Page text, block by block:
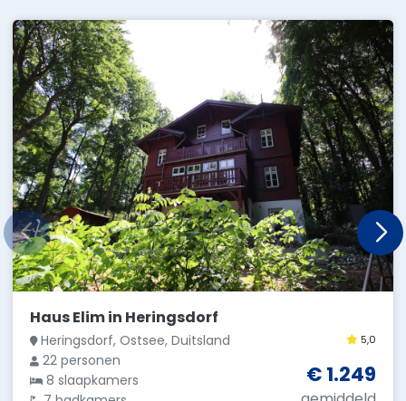
Haus Elim in Heringsdorf
Heringsdorf, Ostsee, Duitsland 5,0
22 personen
8 slaapkamers
€ 1.249